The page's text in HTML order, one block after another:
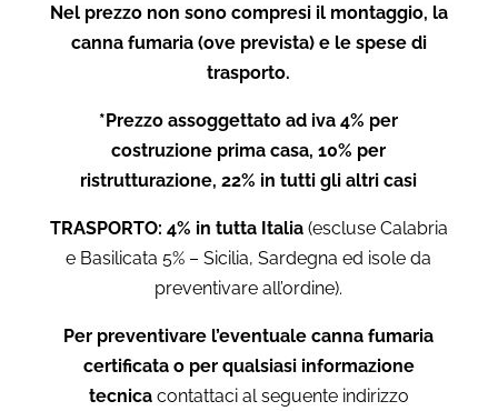
Nel prezzo non sono compresi il montaggio, la
canna fumaria (ove prevista) e le spese di
trasporto.
*Prezzo assoggettato ad iva 4% per
costruzione prima casa, 10% per
ristrutturazione, 22% in tutti gli altri casi
TRASPORTO: 4% in tutta Italia (escluse Calabria
e Basilicata 5% – Sicilia, Sardegna ed isole da
preventivare all’ordine).
Per preventivare l’eventuale canna fumaria
certificata o per qualsiasi informazione
tecnicacontattaci al seguente indirizzo